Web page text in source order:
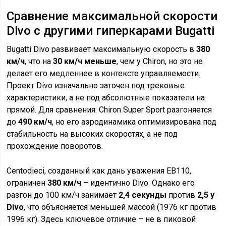
Сравнение максимальной скорости
Divo с другими гиперкарами Bugatti
Bugatti Divo развивает максимальную скорость в380
км/ч, что на30 км/ч меньше, чем у Chiron, но это не
делает его медленнее в контексте управляемости.
Проект Divo изначально заточен под трековые
характеристики, а не под абсолютные показатели на
прямой. Для сравнения: Chiron Super Sport разгоняется
до490 км/ч, но его аэродинамика оптимизирована под
стабильность на высоких скоростях, а не под
прохождение поворотов.
Centodieci, созданный как дань уважения EB110,
ограничен380 км/ч – идентично Divo. Однако его
разгон до 100 км/ч занимает 2,4 секунды против 2,5 у
Divo, что объясняется меньшей массой (1976 кг против
1996 кг). Здесь ключевое отличие – не в пиковой